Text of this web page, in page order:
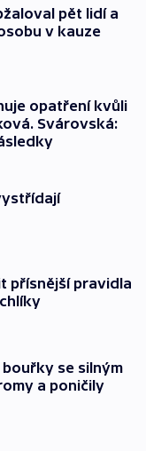
pět lidí a
v kauze
opatření kvůli
Svárovská:
přísnější pravidla
se silným
a poničily